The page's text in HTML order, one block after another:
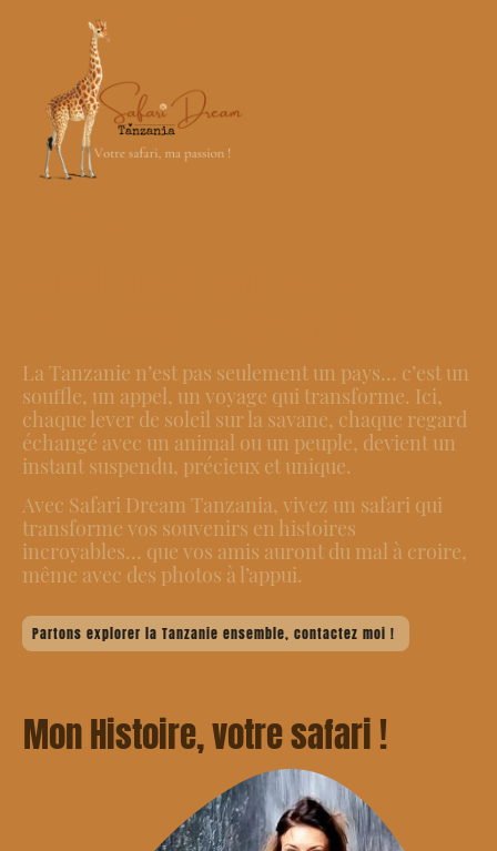
La Tanzanie n’est pas seulement un pays… c’est un
souffle, un appel, un voyage qui transforme. Ici,
chaque lever de soleil sur la savane, chaque regard
échangé avec un animal ou un peuple, devient un
instant suspendu, précieux et unique.
Avec Safari Dream Tanzania, vivez un safari qui
transforme vos souvenirs en histoires
incroyables… que vos amis auront du mal à croire,
même avec des photos à l’appui.
Partons explorer la Tanzanie ensemble, contactez moi !
Mon Histoire, votre safari !